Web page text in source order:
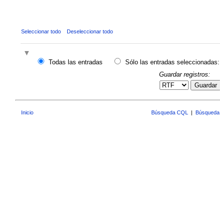
Seleccionar todo Deseleccionar todo
Todas las entradas
Sólo las entradas seleccionadas:
Guardar registros:
Guardar
Inicio Búsqueda CQL